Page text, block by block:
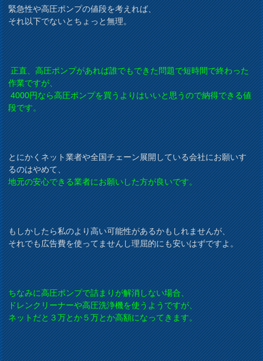
緊急性や高圧ポンプの値段を考えれば、
それ以下でないとちょっと無理。
正直、高圧ポンプがあれば誰でもできた問題で短時間で終わった
作業ですが、
4000円なら高圧ポンプを買うよりはいいと思うので納得できる値
段です。
とにかくネット業者や全国チェーン展開している会社にお願いす
るのはやめて、
地元の安心できる業者にお願いした方が良いです。
もしかしたら私のより高い可能性があるかもしれませんが、
それでも広告費を使ってませんし理屈的にも安いはずですよ。
ちなみに高圧ポンプで詰まりが解消しない場合、
ドレンクリーナーや高圧洗浄機を使うようですが、
ネットだと３万とか５万とか高額になってきます。